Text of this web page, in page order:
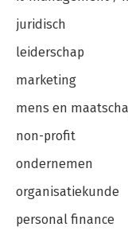
juridisch
leiderschap
marketing
mens en
non-profit
ondernemen
organisatiekunde
personal finance